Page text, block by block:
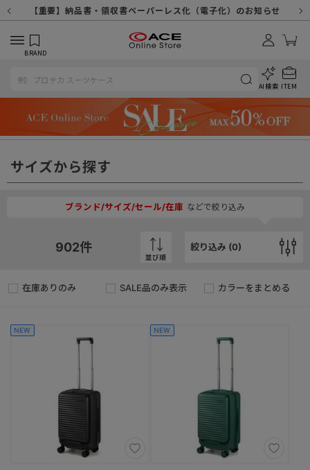
【重要】令和８年熊本地震に伴う配送への影響について
【重要】納品書・領収書ペーパーレス化（電子化）のお知らせ
【重要】天候不良や交通状況・物量増等に伴う配送への影響について
【重要】悪質な詐欺サイトにご注意ください
【重要】各種メールが届かない場合に関しまして
【重要】お問い合わせのご対応に関しまして
【重要】SNSのなりすまし詐欺にご注意ください
BRAND
AI検索 ITEM
サイズから探す
ブランド/サイズ/セール/在庫 などで絞り込み
902件
並び順
絞り込み (0)
在庫ありのみ カラーをまとめる
SALE品のみ表示
NEW NEW